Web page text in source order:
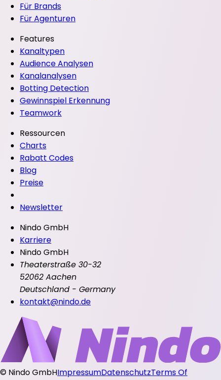
Für Brands
Für Agenturen
Features
Kanaltypen
Audience Analysen
Kanalanalysen
Botting Detection
Gewinnspiel Erkennung
Teamwork
Ressourcen
Charts
Rabatt Codes
Blog
Preise
Newsletter
Nindo GmbH
Karriere
Nindo GmbH
Theaterstraße 30-32
52062 Aachen
Deutschland - Germany
kontakt@nindo.de
© Nindo GmbHImpressumDatenschutzTerms Of